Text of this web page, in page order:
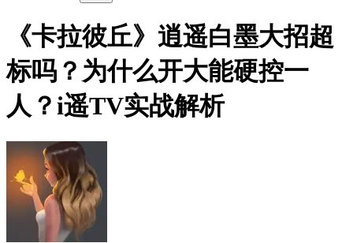
《卡拉彼丘》逍遥白墨大招超
标吗？为什么开大能硬控一
人？i遥TV实战解析